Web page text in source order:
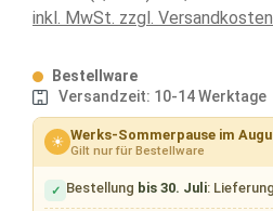
inkl. MwSt. zzgl. Versandkosten
Bestellware
Versandzeit: 10-14 Werktage
☀ Werks-Sommerpause im
Gilt nur für Bestellware
✓ Bestellung bis 30. Juli: